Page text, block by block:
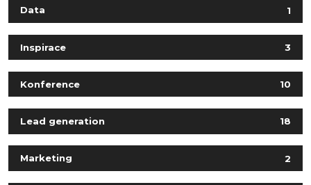
Data 1
Inspirace 3
Konference 10
Lead generation 18
Marketing 2